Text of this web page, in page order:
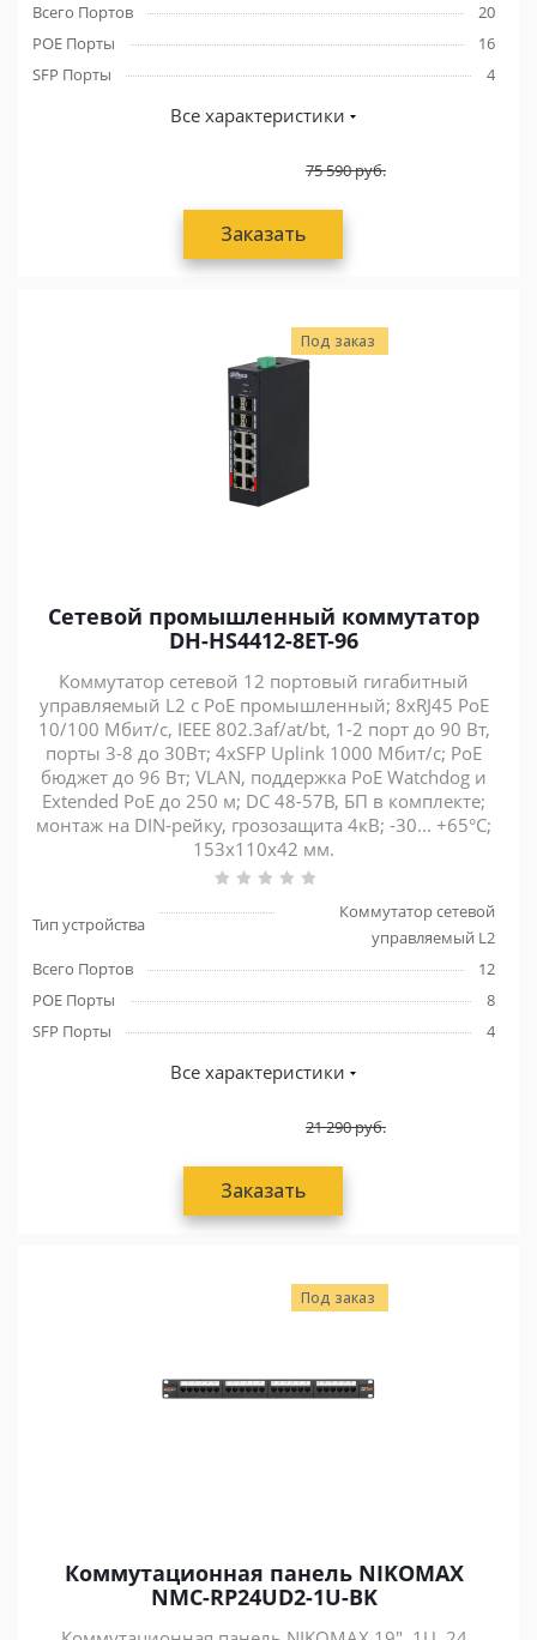
Всего Портов
20
POE Порты
16
SFP Порты
4
Все характеристики
75 590руб.
Заказать
Под заказ
Сетевой промышленный коммутатор
DH-HS4412-8ET-96
Коммутатор сетевой 12 портовый гигабитный
управляемый L2 с PoE промышленный; 8xRJ45 PoE
10/100 Мбит/с, IEEE 802.3af/at/bt, 1-2 порт до 90 Вт,
порты 3-8 до 30Вт; 4xSFP Uplink 1000 Мбит/с; PoE
бюджет до 96 Вт; VLAN, поддержка PоE Watchdog и
Extended PoE до 250 м; DC 48-57В, БП в комплекте;
монтаж на DIN-рейку, грозозащита 4кВ; -30... +65°C;
153х110х42 мм.
Тип устройства
Коммутатор сетевой
управляемый L2
Всего Портов
12
POE Порты
8
SFP Порты
4
Все характеристики
21 290руб.
Заказать
Под заказ
Коммутационная панель NIKOMAX
NMC-RP24UD2-1U-BK